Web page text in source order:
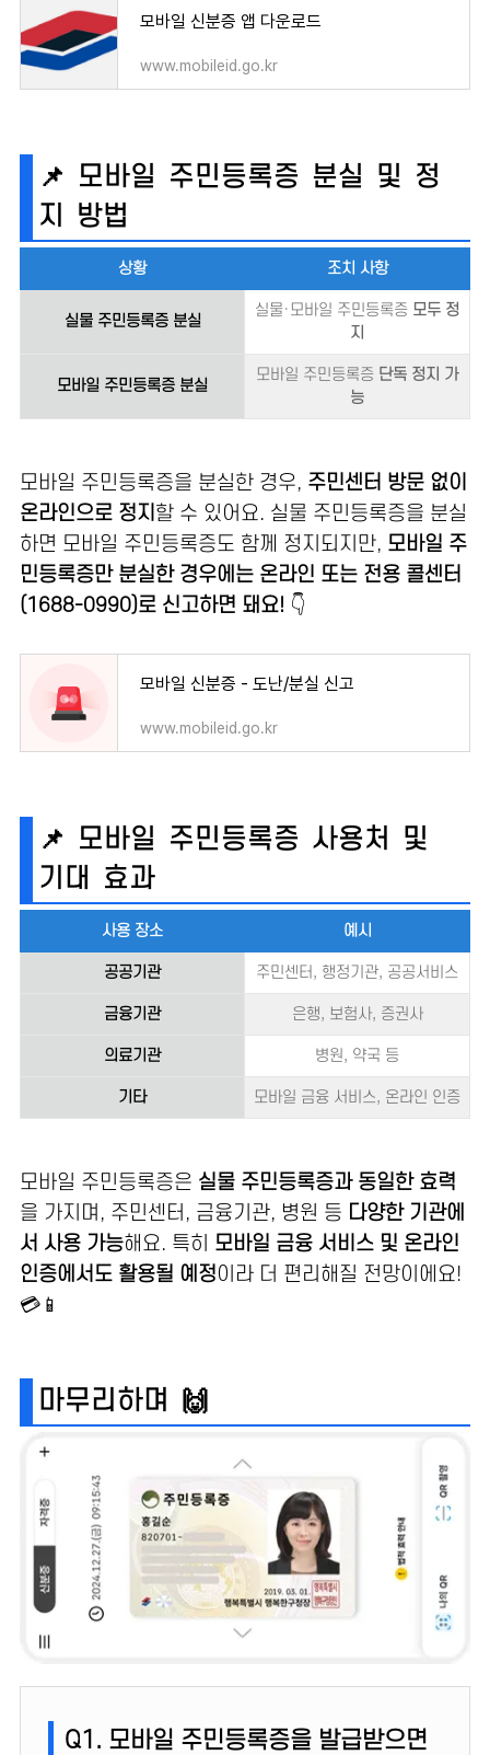
모바일 신분증 앱 다운로드
www.mobileid.go.kr
📌 모바일 주민등록증 분실 및 정
지 방법
상황 조치 사항
실물 주민등록증 분실
실물·모바일 주민등록증 모두 정
지
모바일 주민등록증 분실
모바일 주민등록증 단독 정지 가
능
모바일 주민등록증을 분실한 경우, 주민센터 방문 없이
온라인으로 정지 할 수 있어요. 실물 주민등록증을 분실
하면 모바일 주민등록증도 함께 정지되지만, 모바일 주
민등록증만 분실한 경우에는 온라인 또는 전용 콜센터
(1688-0990)로 신고하면 돼요! 👇
모바일 신분증 - 도난/분실 신고
www.mobileid.go.kr
📌 모바일 주민등록증 사용처 및
기대 효과
사용 장소 예시
공공기관 주민센터, 행정기관, 공공서비스
금융기관 은행, 보험사, 증권사
의료기관 병원, 약국 등
기타 모바일 금융 서비스, 온라인 인증
모바일 주민등록증은 실물 주민등록증과 동일한 효력
을 가지며, 주민센터, 금융기관, 병원 등 다양한 기관에
서 사용 가능해요. 특히 모바일 금융 서비스 및 온라인
인증에서도 활용될 예정이라 더 편리해질 전망이에요!
💳📱
마무리하며 🙌
Q1. 모바일 주민등록증을 발급받으면